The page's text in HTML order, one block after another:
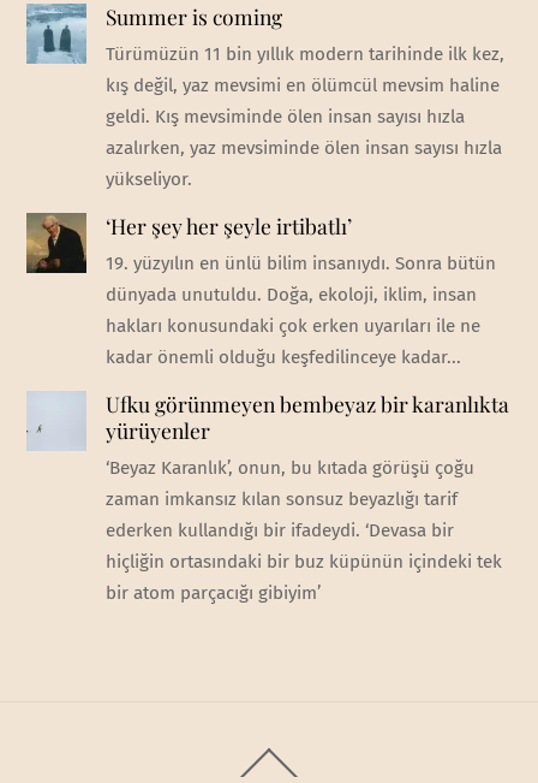
Summer is coming
Türümüzün 11 bin yıllık modern tarihinde ilk kez,
kış değil, yaz mevsimi en ölümcül mevsim haline
geldi. Kış mevsiminde ölen insan sayısı hızla
azalırken, yaz mevsiminde ölen insan sayısı hızla
yükseliyor.
‘Her şey her şeyle irtibatlı’
19. yüzyılın en ünlü bilim insanıydı. Sonra bütün
dünyada unutuldu. Doğa, ekoloji, iklim, insan
hakları konusundaki çok erken uyarıları ile ne
kadar önemli olduğu keşfedilinceye kadar...
Ufku görünmeyen bembeyaz bir karanlıkta
yürüyenler
‘Beyaz Karanlık’, onun, bu kıtada görüşü çoğu
zaman imkansız kılan sonsuz beyazlığı tarif
ederken kullandığı bir ifadeydi. ‘Devasa bir
hiçliğin ortasındaki bir buz küpünün içindeki tek
bir atom parçacığı gibiyim’
To